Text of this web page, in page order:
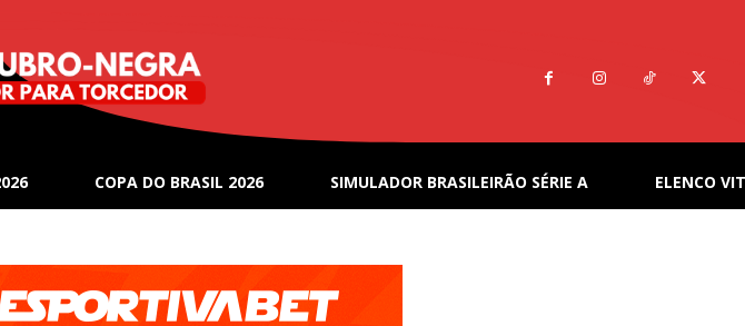
COPA DO BRASIL 2026 SIMULADOR BRASILEIRÃO SÉRIE A ELENCO